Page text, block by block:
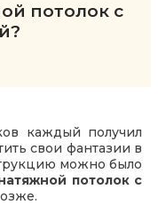
потолок с
каждый получил
свои фантазии в
можно было
потолок с